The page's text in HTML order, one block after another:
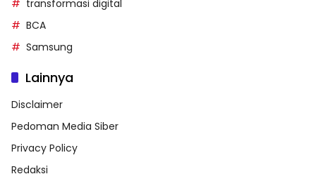
transformasi digital
BCA
Samsung
Lainnya
Disclaimer
Pedoman Media Siber
Privacy Policy
Redaksi